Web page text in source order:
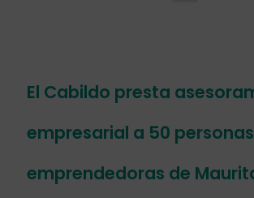
El Cabildo presta
empresarial a 50 personas
emprendedoras de